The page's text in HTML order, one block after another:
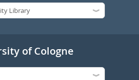
of Cologne